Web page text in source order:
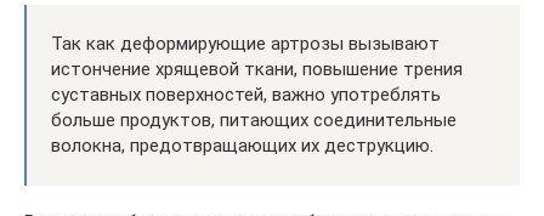
Так как деформирующие артрозы вызывают
истончение хрящевой ткани, повышение трения
суставных поверхностей, важно употреблять
больше продуктов, питающих соединительные
волокна, предотвращающих их деструкцию.